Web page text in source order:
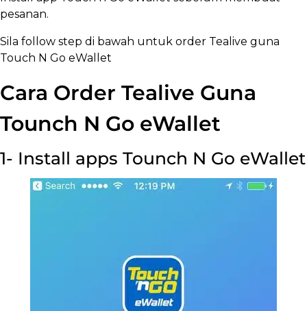
pesanan.
Sila follow step di bawah untuk order Tealive guna
Touch N Go eWallet
Cara Order Tealive Guna
Tounch N Go eWallet
1- Install apps Tounch N Go eWallet